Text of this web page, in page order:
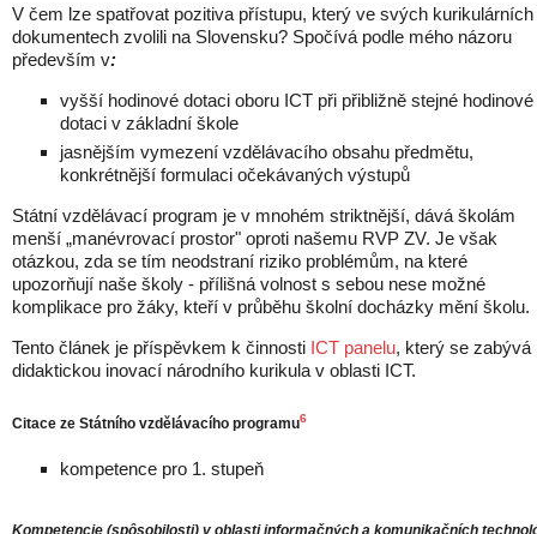
V čem lze spatřovat pozitiva přístupu, který ve svých kurikulárních
dokumentech zvolili na Slovensku? Spočívá podle mého názoru
především v:
vyšší hodinové dotaci oboru ICT při přibližně stejné hodinové
dotaci v základní škole
jasnějším vymezení vzdělávacího obsahu předmětu,
konkrétnější formulaci očekávaných výstupů
Státní vzdělávací program je v mnohém striktnější, dává školám
menší „manévrovací prostor" oproti našemu RVP ZV. Je však
otázkou, zda se tím neodstraní riziko problémům, na které
upozorňují naše školy - přílišná volnost s sebou nese možné
komplikace pro žáky, kteří v průběhu školní docházky mění školu.
Tento článek je příspěvkem k činnosti ICT panelu, který se zabývá
didaktickou inovací národního kurikula v oblasti ICT.
Citace ze Státního vzdělávacího programu6
kompetence pro 1. stupeň
Kompetencie (spôsobilosti) v oblasti informačných a komunikačních